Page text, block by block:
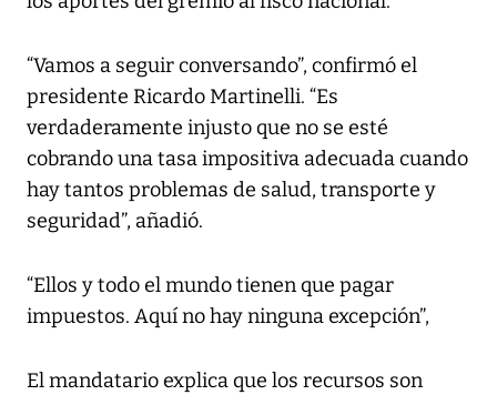
“Vamos a seguir conversando”, confirmó el
presidente Ricardo Martinelli. “Es
verdaderamente injusto que no se esté
cobrando una tasa impositiva adecuada cuando
hay tantos problemas de salud, transporte y
seguridad”, añadió.
“Ellos y todo el mundo tienen que pagar
impuestos. Aquí no hay ninguna excepción”,
El mandatario explica que los recursos son